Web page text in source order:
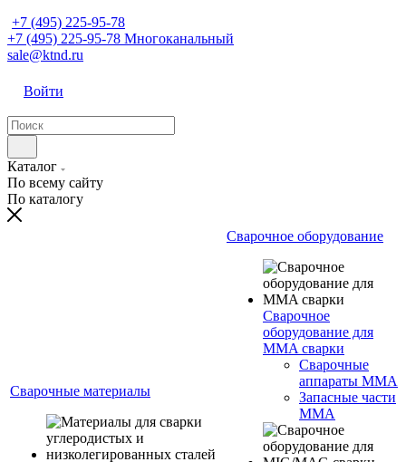
+7 (495) 225-95-78
+7 (495) 225-95-78 Многоканальный
sale@ktnd.ru
Войти
Каталог
По всему сайту
По каталогу
Сварочные материалы
Сварочное оборудование
Сварочное
оборудование для
MMA сварки
Сварочные
аппараты MMA
Запасные части
MMA